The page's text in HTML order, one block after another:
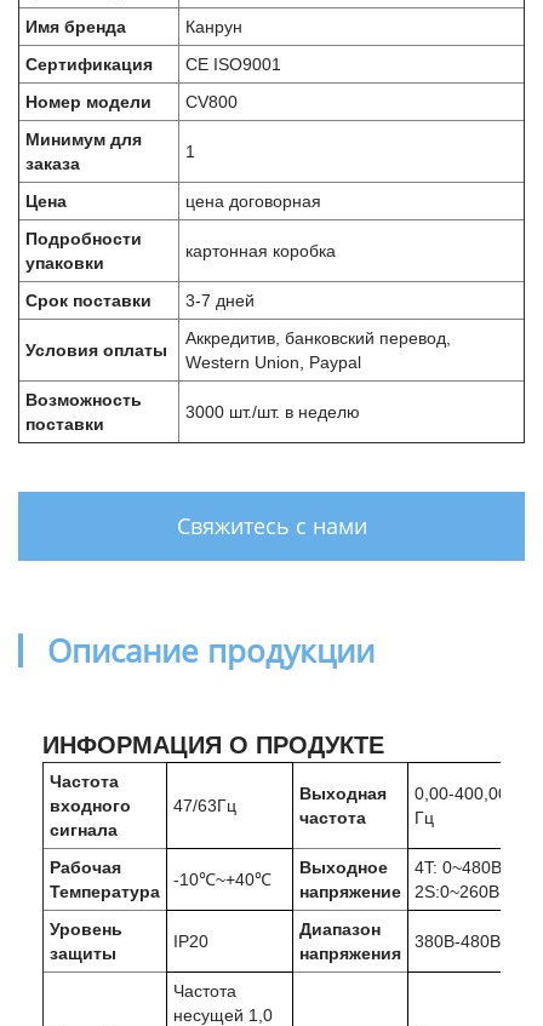
Имя бренда
Канрун
Сертификация
CE ISO9001
Номер модели
CV800
Минимум для
заказа
1
Цена
цена договорная
Подробности
упаковки
картонная коробка
Срок поставки 3-7 дней
Условия оплаты
Аккредитив, банковский перевод,
Western Union, Paypal
Возможность
поставки
3000 шт./шт. в неделю
Свяжитесь с нами
Описание продукции
ИНФОРМАЦИЯ О ПРОДУКТЕ
Частота
входного
сигнала
47/63Гц
Выходная
частота
0,00-400,00
Гц
Рабочая
Температура
-10℃~+40℃
Выходное
напряжение
4T: 0~480В
2S:0~260В
Уровень
защиты
IP20
Диапазон
напряжения
380В-480В
Частота
несущей 1,0